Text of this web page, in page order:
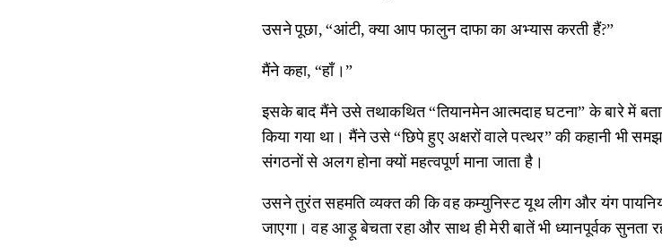
उसने पूछा, “आंटी, क्या आप फालुन दाफा का अभ्यास करती हैं?”
मैंने कहा, “हाँ।”
इसके बाद मैंने उसे तथाकथित “तियानमेन आत्मदाह घटना” के बारे में
किया गया था। मैंने उसे “छिपे हुए अक्षरों वाले पत्थर” की कहानी भी
संगठनों से अलग होना क्यों महत्वपूर्ण माना जाता है।
उसने तुरंत सहमति व्यक्त की कि वह कम्युनिस्ट यूथ लीग और यंग
जाएगा। वह आड़ू बेचता रहा और साथ ही मेरी बातें भी ध्यानपूर्वक सुनता